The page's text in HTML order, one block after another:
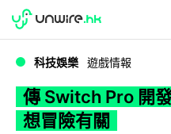
WWDC 2026
科技娛樂 遊戲情報
傳 Switch Pro 開
想冒險有關